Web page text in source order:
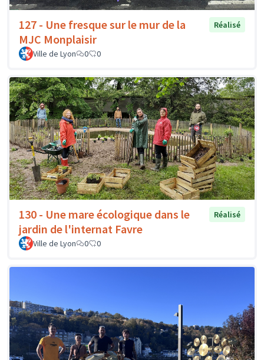
127 - Une fresque sur le mur de la
MJC Monplaisir
Réalisé
Ville de Lyon 0 0
130 - Une mare écologique dans le
jardin de l'internat Favre
Réalisé
Ville de Lyon 0 0